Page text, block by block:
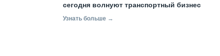
сегодня волнуют транспортный бизнес
Узнать больше →